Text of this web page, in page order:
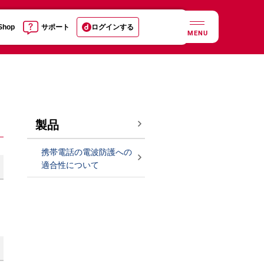
サポート ログインする
MENU
製品
携帯電話の電波防護への
適合性について